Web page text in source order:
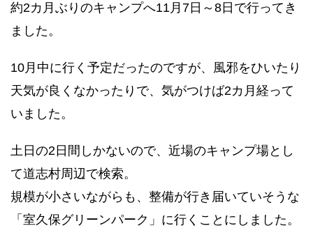
約2カ月ぶりのキャンプへ11月7日～8日で行ってき
ました。
10月中に行く予定だったのですが、風邪をひいたり
天気が良くなかったりで、気がつけば2カ月経って
いました。
土日の2日間しかないので、近場のキャンプ場とし
て道志村周辺で検索。
規模が小さいながらも、整備が行き届いていそうな
「室久保グリーンパーク」に行くことにしました。